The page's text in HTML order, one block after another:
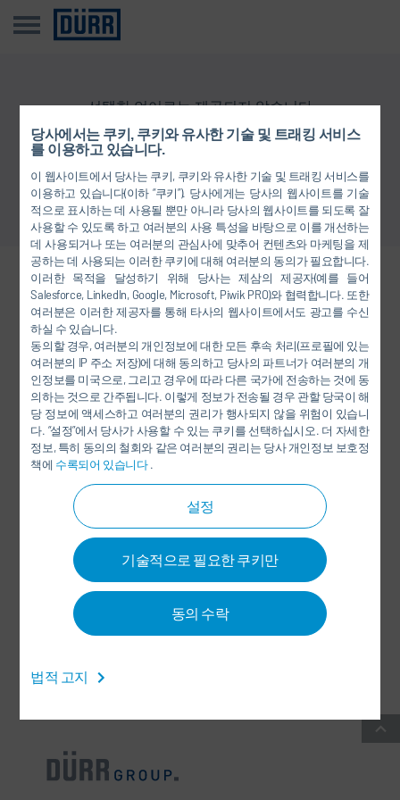
당사에서는 쿠키, 쿠키와 유사한 기술 및 트래킹 서비스
를 이용하고 있습니다.
이 웹사이트에서 당사는 쿠키, 쿠키와 유사한 기술 및 트래킹 서비스를
이용하고 있습니다(이하 “쿠키”). 당사에게는 당사의 웹사이트를 기술
적으로 표시하는 데 사용될 뿐만 아니라 당사의 웹사이트를 되도록 잘
사용할 수 있도록 하고 여러분의 사용 특성을 바탕으로 이를 개선하는
데 사용되거나 또는 여러분의 관심사에 맞추어 컨텐츠와 마케팅을 제
공하는 데 사용되는 이러한 쿠키에 대해 여러분의 동의가 필요합니다.
이러한 목적을 달성하기 위해 당사는 제삼의 제공자(예를 들어
Salesforce, LinkedIn, Google, Microsoft, Piwik PRO)와 협력합니다. 또한
여러분은 이러한 제공자를 통해 타사의 웹사이트에서도 광고를 수신
하실 수 있습니다.
동의할 경우, 여러분의 개인정보에 대한 모든 후속 처리(프로필에 있는
여러분의 IP 주소 저장)에 대해 동의하고 당사의 파트너가 여러분의 개
인정보를 미국으로, 그리고 경우에 따라 다른 국가에 전송하는 것에 동
의하는 것으로 간주됩니다. 이렇게 정보가 전송될 경우 관할 당국이 해
당 정보에 액세스하고 여러분의 권리가 행사되지 않을 위험이 있습니
다. “설정”에서 당사가 사용할 수 있는 쿠키를 선택하십시오. 더 자세한
정보, 특히 동의의 철회와 같은 여러분의 권리는 당사 개인정보 보호정
책에 수록되어 있습니다.
설정
기술적으로 필요한 쿠키만
동의 수락
법적 고지
선택한 언어로는 제공되지 않습니다
개요로 돌아가기
당사와 연결하십시오.
FACEBOOK
YOUTUBE
LINKEDIN
INSTAGRAM
SOCIAL MEDIA
뉴스 레터
CONTACT / LOCATIONS
일반 거래 약관